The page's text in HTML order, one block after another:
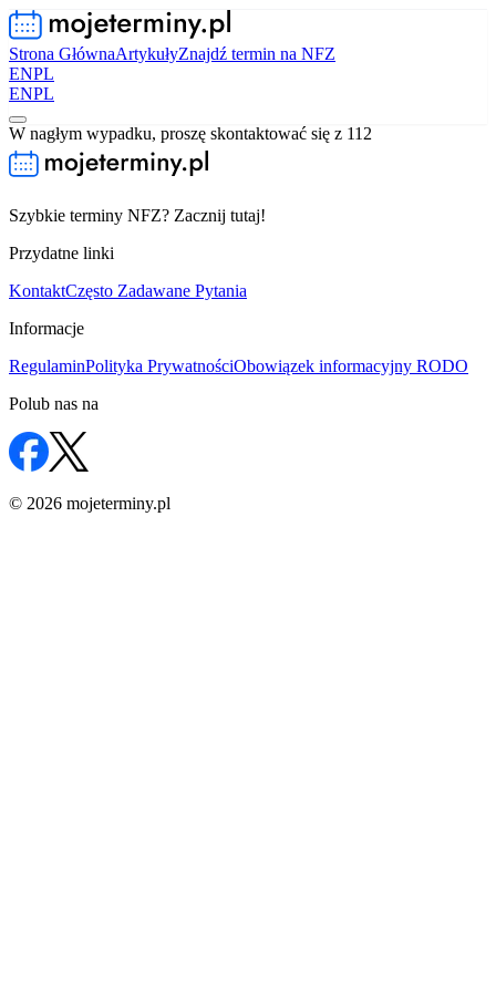
Strona GłównaArtykułyZnajdź termin na NFZ
ENPL
ENPL
W nagłym wypadku, proszę skontaktować się z 112
Szybkie terminy NFZ? Zacznij tutaj!
Przydatne linki
KontaktCzęsto Zadawane Pytania
Informacje
RegulaminPolityka PrywatnościObowiązek informacyjny RODO
Polub nas na
© 2026 mojeterminy.pl